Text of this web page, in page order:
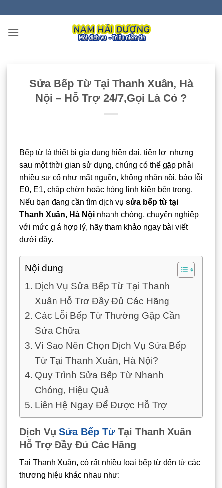
nội
Sửa Bếp Từ Tại Thanh Xuân, Hà
Nội – Hỗ Trợ 24/7,Gọi Là Có ?
Bếp từ là thiết bị gia dụng hiện đại, tiện lợi nhưng
sau một thời gian sử dụng, chúng có thể gặp phải
nhiều sự cố như mất nguồn, không nhận nồi, báo lỗi
E0, E1, chập chờn hoặc hỏng linh kiện bên trong.
Nếu bạn đang cần tìm dịch vụ sửa bếp từ tại
Thanh Xuân, Hà Nội nhanh chóng, chuyên nghiệp
với mức giá hợp lý, hãy tham khảo ngay bài viết
dưới đây.
Nội dung
Dịch Vụ Sửa Bếp Từ Tại Thanh
Xuân Hỗ Trợ Đầy Đủ Các Hãng
Các Lỗi Bếp Từ Thường Gặp Cần
Sửa Chữa
Vì Sao Nên Chọn Dịch Vụ Sửa Bếp
Từ Tại Thanh Xuân, Hà Nội?
Quy Trình Sửa Bếp Từ Nhanh
Chóng, Hiệu Quả
Liên Hệ Ngay Để Được Hỗ Trợ
Dịch Vụ Sửa Bếp TừTại Thanh Xuân
Hỗ Trợ Đầy Đủ Các Hãng
Tại Thanh Xuân, có rất nhiều loại bếp từ đến từ các
thương hiệu khác nhau như: